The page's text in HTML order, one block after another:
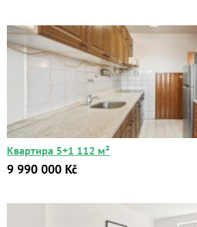
Квартира 5+1 112 м²
9 990 000 Kč